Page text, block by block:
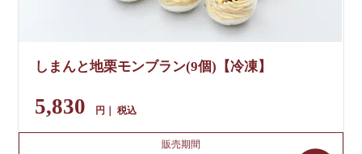
しまんと地栗モンブラン(9個)【冷凍】
5,830 税込
販売期間